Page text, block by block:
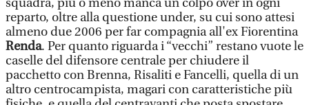
squadra, più o meno manca un colpo over in ogni
reparto, oltre alla questione under, su cui sono attesi
almeno due 2006 per far compagnia all'ex Fiorentina
Renda. Per quanto riguarda i “vecchi” restano vuote le
caselle del difensore centrale per chiudere il
pacchetto con Brenna, Risaliti e Fancelli, quella di un
altro centrocampista, magari con caratteristiche più